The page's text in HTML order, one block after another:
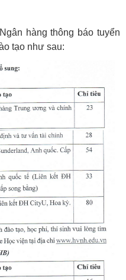
hàng thông báo tuyển
tạo như sau: